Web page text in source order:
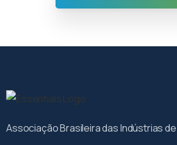
Associação Brasileira das Indústrias